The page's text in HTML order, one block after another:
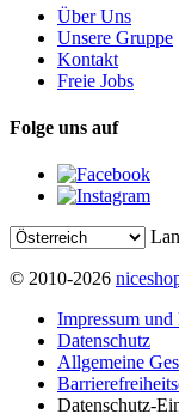
Über Uns
Unsere Gruppe
Kontakt
Freie Jobs
Folge uns auf
© 2010-2026
Impressum
Datenschutz
Allgemeine
Datenschutz-